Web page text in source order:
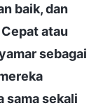
baik, dan
atau
sebagai
sama sekali